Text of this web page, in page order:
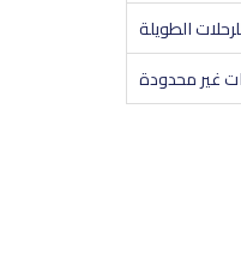
الطويلة
غير محدودة